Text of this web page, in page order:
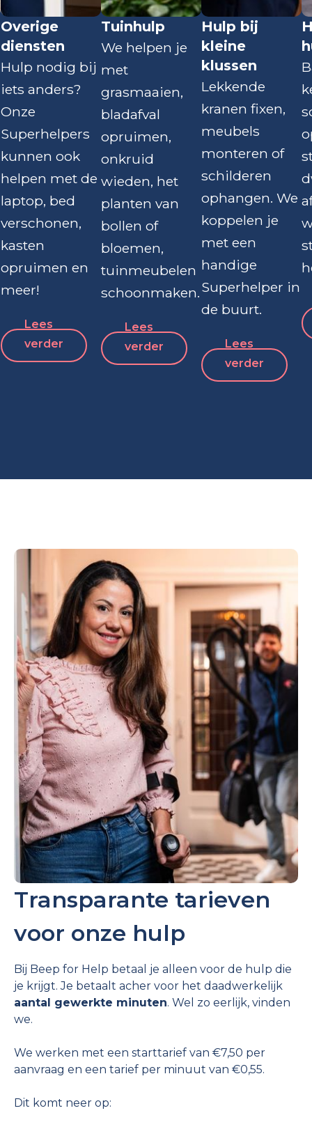
Overige
diensten
Hulp nodig bij
iets anders?
Onze
Superhelpers
kunnen ook
helpen met de
laptop, bed
verschonen,
kasten
opruimen en
meer!
Lees
verder
Tuinhulp
We helpen je
met
grasmaaien,
bladafval
opruimen,
onkruid
wieden, het
planten van
bollen of
bloemen,
tuinmeubelen
schoonmaken.
Lees
verder
Hulp bij
kleine
klussen
Lekkende
kranen fixen,
meubels
monteren of
schilderen
ophangen. We
koppelen je
met een
handige
Superhelper in
de buurt.
Lees
verder
Transparante tarieven
voor onze hulp
Bij Beep for Help betaal je alleen voor de hulp die
je krijgt. Je betaalt acher voor het daadwerkelijk
aantal gewerkte minuten. Wel zo eerlijk, vinden
we.
We werken met een starttarief van €7,50 per
aanvraag en een tarief per minuut van €0,55.
Dit komt neer op: